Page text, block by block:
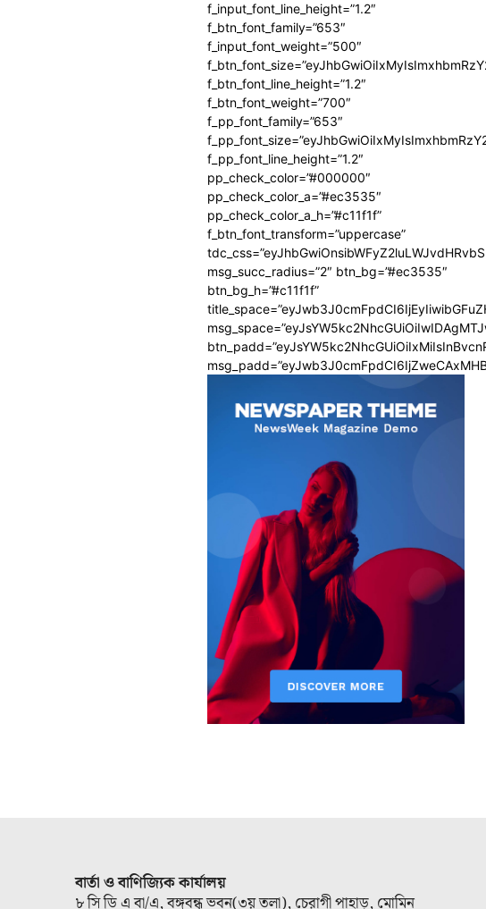
f_input_font_line_height=”1.2″
f_btn_font_family=”653″
f_input_font_weight=”500″
f_btn_font_line_height=”1.2″
f_btn_font_weight=”700″
f_pp_font_family=”653″
f_pp_font_line_height=”1.2″
pp_check_color=”#000000″
pp_check_color_a=”#ec3535″
pp_check_color_a_h=”#c11f1f”
f_btn_font_transform=”uppercase”
msg_succ_radius=”2″ btn_bg=”#ec3535″
btn_bg_h=”#c11f1f”
বার্তা ও বাণিজ্যিক কার্যালয়